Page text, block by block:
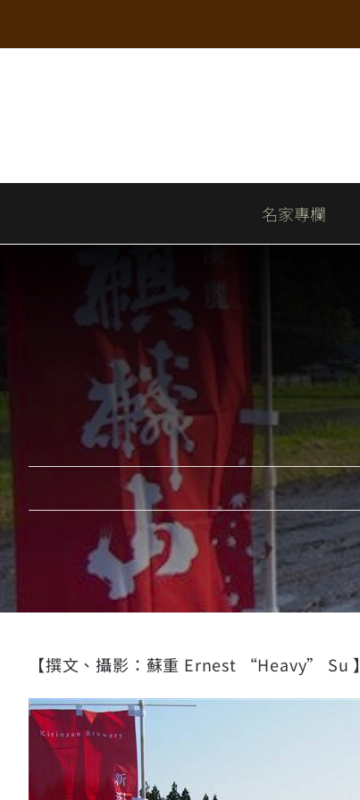
to
名家專欄
【撰文、攝影：蘇重 Ernest “Heavy” Su 】